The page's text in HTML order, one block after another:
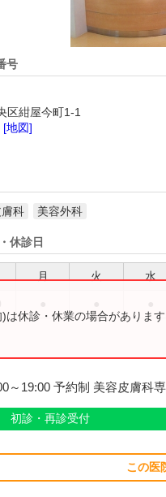
号
区紺屋今町1-1
[地図]
科 美容外科
休診日
月 火 水
は休診・休業の場合がありま
～19:00 予約制 美容皮膚科
初診・再診受付
この医